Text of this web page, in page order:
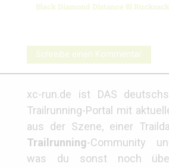
Black Diamond Distance 8l
Schreibe einen Kommentar
xc-run.de ist DAS
Trailrunning-Portal mit
aus der Szene, einer
Trailrunning-Community
was du sonst noch